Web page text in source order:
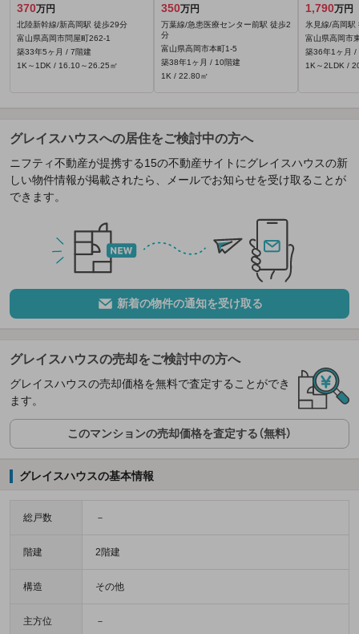
370万円
北陸新幹線/新高岡駅 徒歩29分
富山県高岡市問屋町262‐1
築33年5ヶ月 / 7階建
1K～1DK / 16.10～26.25㎡
350万円
万葉線/急患医療センター前駅 徒歩2
分
富山県高岡市本町1-5
築38年1ヶ月 / 10階建
1K / 22.80㎡
1,790万円
氷見線/高岡駅
富山県高岡市
築36年1ヶ月 /
1K～2LDK /
グレイスハウスへの居住をご検討中の方へ
ニフティ不動産が提携する15の不動産サイトにグレイスハウスの新
しい物件情報が掲載されたら、メールでお知らせを受け取ることが
できます。
新着の物件の通知を受け取る
グレイスハウスの売却をご検討中の方へ
グレイスハウスの売却価格を無料で査定することができ
ます。
このマンションの売却価格を査定する（無料）
グレイスハウスの基本情報
総戸数 －
階建 2階建
構造 その他
主方位 －